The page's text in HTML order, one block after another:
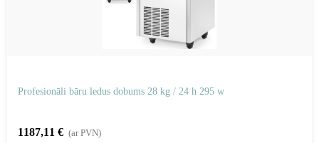
Profesionāli bāru ledus dobums 28 kg / 24 h 295 w
1187,11 € (ar PVN)